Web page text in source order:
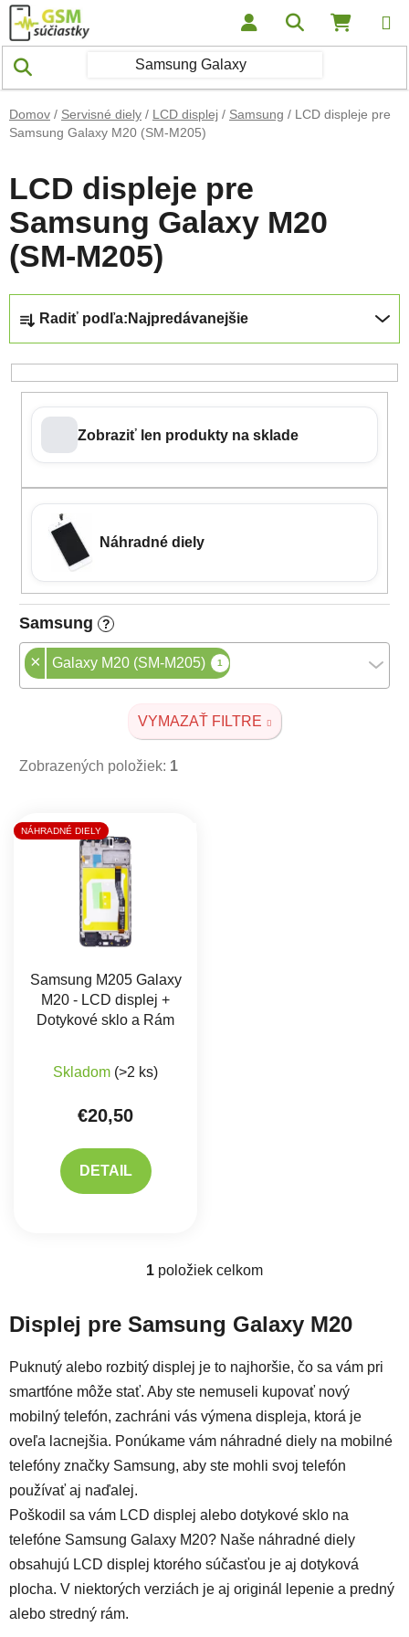
Prejsť na obsah Hľadať
Domov / Servisné diely / LCD displej / Samsung / LCD displeje pre
Samsung Galaxy M20 (SM-M205)
LCD displeje pre
Samsung Galaxy M20
(SM-M205)
Radiť podľa: Najpredávanejšie
Zobraziť len produkty na sklade
Náhradné diely
Samsung ?
× Galaxy M20 (SM-M205) 1
VYMAZAŤ FILTRE
Zobrazených položiek: 1
Výpis produktov
NÁHRADNÉ DIELY
Samsung M205 Galaxy
M20 - LCD displej +
Dotykové sklo a Rám
Skladom (>2 ks)
€20,50
DETAIL
Ovládacie prvky výpisu
1 položiek celkom
Displej pre Samsung Galaxy M20
Puknutý alebo rozbitý displej je to najhoršie, čo sa vám pri
smartfóne môže stať. Aby ste nemuseli kupovať nový
mobilný telefón, zachráni vás výmena displeja, ktorá je
oveľa lacnejšia. Ponúkame vám náhradné diely na mobilné
telefóny značky Samsung, aby ste mohli svoj telefón
používať aj naďalej.
Poškodil sa vám LCD displej alebo dotykové sklo na
telefóne Samsung Galaxy M20? Naše náhradné diely
obsahujú LCD displej ktorého súčasťou je aj dotyková
plocha. V niektorých verziách je aj originál lepenie a predný
alebo stredný rám.